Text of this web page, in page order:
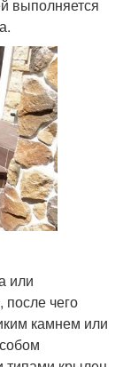
выполняется
или
после чего
камнем или